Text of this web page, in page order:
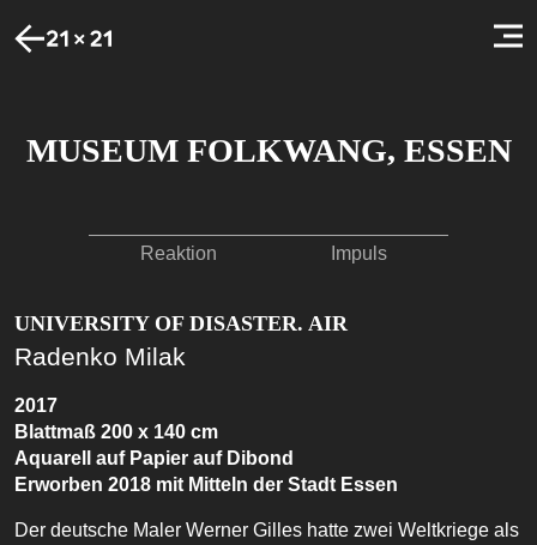
MUSEUM FOLKWANG, ESSEN
Reaktion Impuls
UNIVERSITY OF DISASTER. AIR
Radenko Milak
2017
Blattmaß 200 x 140 cm
Aquarell auf Papier auf Dibond
Erworben 2018 mit Mitteln der Stadt Essen
Der deutsche Maler Werner Gilles hatte zwei Weltkriege als